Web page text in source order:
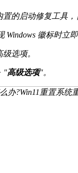
置的启动修复工具
Windows 徽标时立
选项。
"高级选项"。